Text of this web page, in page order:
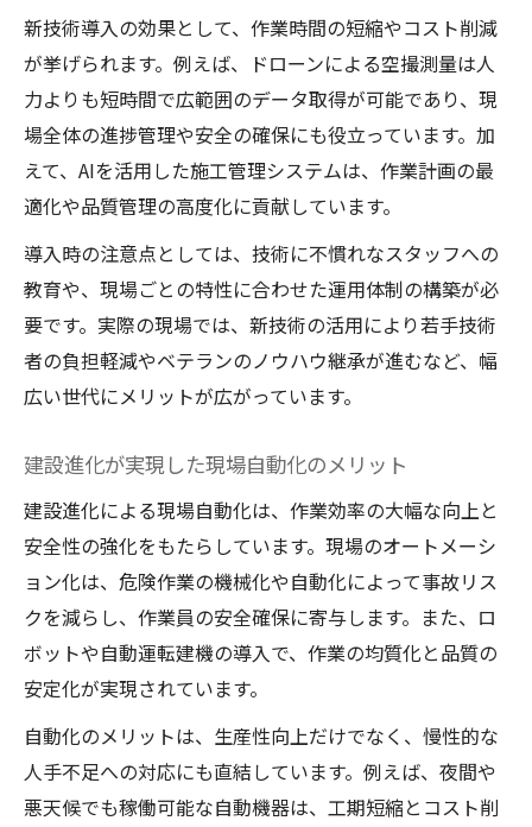
新技術導入の効果として、作業時間の短縮やコスト削減
が挙げられます。例えば、ドローンによる空撮測量は人
力よりも短時間で広範囲のデータ取得が可能であり、現
場全体の進捗管理や安全の確保にも役立っています。加
えて、AIを活用した施工管理システムは、作業計画の最
適化や品質管理の高度化に貢献しています。
導入時の注意点としては、技術に不慣れなスタッフへの
教育や、現場ごとの特性に合わせた運用体制の構築が必
要です。実際の現場では、新技術の活用により若手技術
者の負担軽減やベテランのノウハウ継承が進むなど、幅
広い世代にメリットが広がっています。
建設進化が実現した現場自動化のメリット
建設進化による現場自動化は、作業効率の大幅な向上と
安全性の強化をもたらしています。現場のオートメーシ
ョン化は、危険作業の機械化や自動化によって事故リス
クを減らし、作業員の安全確保に寄与します。また、ロ
ボットや自動運転建機の導入で、作業の均質化と品質の
安定化が実現されています。
自動化のメリットは、生産性向上だけでなく、慢性的な
人手不足への対応にも直結しています。例えば、夜間や
悪天候でも稼働可能な自動機器は、工期短縮とコスト削